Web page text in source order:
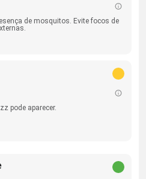
de mosquitos. Evite focos de
pode aparecer.